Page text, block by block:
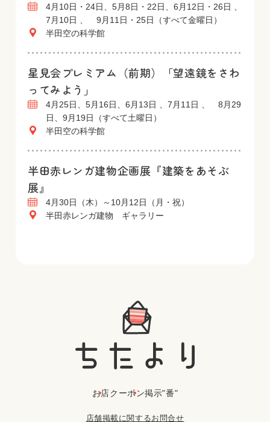
4月10日・24日、5月8日・22日、6月12日・26日 、
7月10日 、 9月11日・25日（すべて金曜日）
半田空の科学館
星見会プレミアム（前期）「望遠鏡をさわ
ってみよう」
4月25日、5月16日、6月13日 、7月11日 、 8月29
日、9月19日（すべて土曜日）
半田空の科学館
半田赤レンガ建物企画展『建築をあそぶ
展』
4月30日（木）～10月12日（月・祝）
半田赤レンガ建物 ギャラリー
お店クーポン掲示"番"
店舗掲載に関するお問合せ